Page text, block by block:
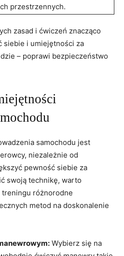
przestrzennych.
zasad ⁣i ćwiczeń znacząco
siebie i umiejętności​ za
– poprawi bezpieczeństwo
samochodu jest⁢
niezależnie od
pewność siebie za
swoją technikę, warto
​różnorodne‌
metod na doskonalenie
Wybierz ⁤się⁣ na